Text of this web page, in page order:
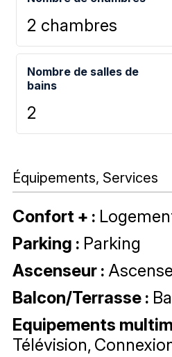
2 chambres
Nombre de salles de
bains
2
Équipements, Services
Confort + :
Parking : Parking
Ascenseur :
Balcon/Terrasse :
Equipements
Télévision